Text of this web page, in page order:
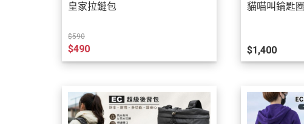
皇家拉鏈包
$590
$490
貓喵叫鑰匙圈
$1,400